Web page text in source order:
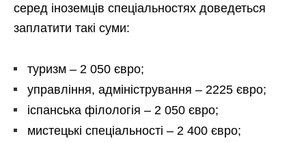
серед іноземців спеціальностях доведеться
заплатити такі суми:
туризм – 2 050 євро;
управління, адміністрування – 2225 євро;
іспанська філологія – 2 050 євро;
мистецькі спеціальності – 2 400 євро;